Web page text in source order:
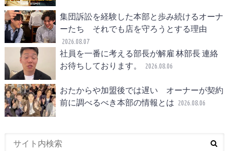
集団訴訟を経験した本部と歩み続けるオーナ
ーたち それでも店を守ろうとする理由
2026.08.07
社員を一番に考える部長が解雇 林部長 連絡
お待ちしております。
2026.08.06
おたからや加盟後では遅い オーナーが契約
前に調べるべき本部の情報とは 2026.08.06